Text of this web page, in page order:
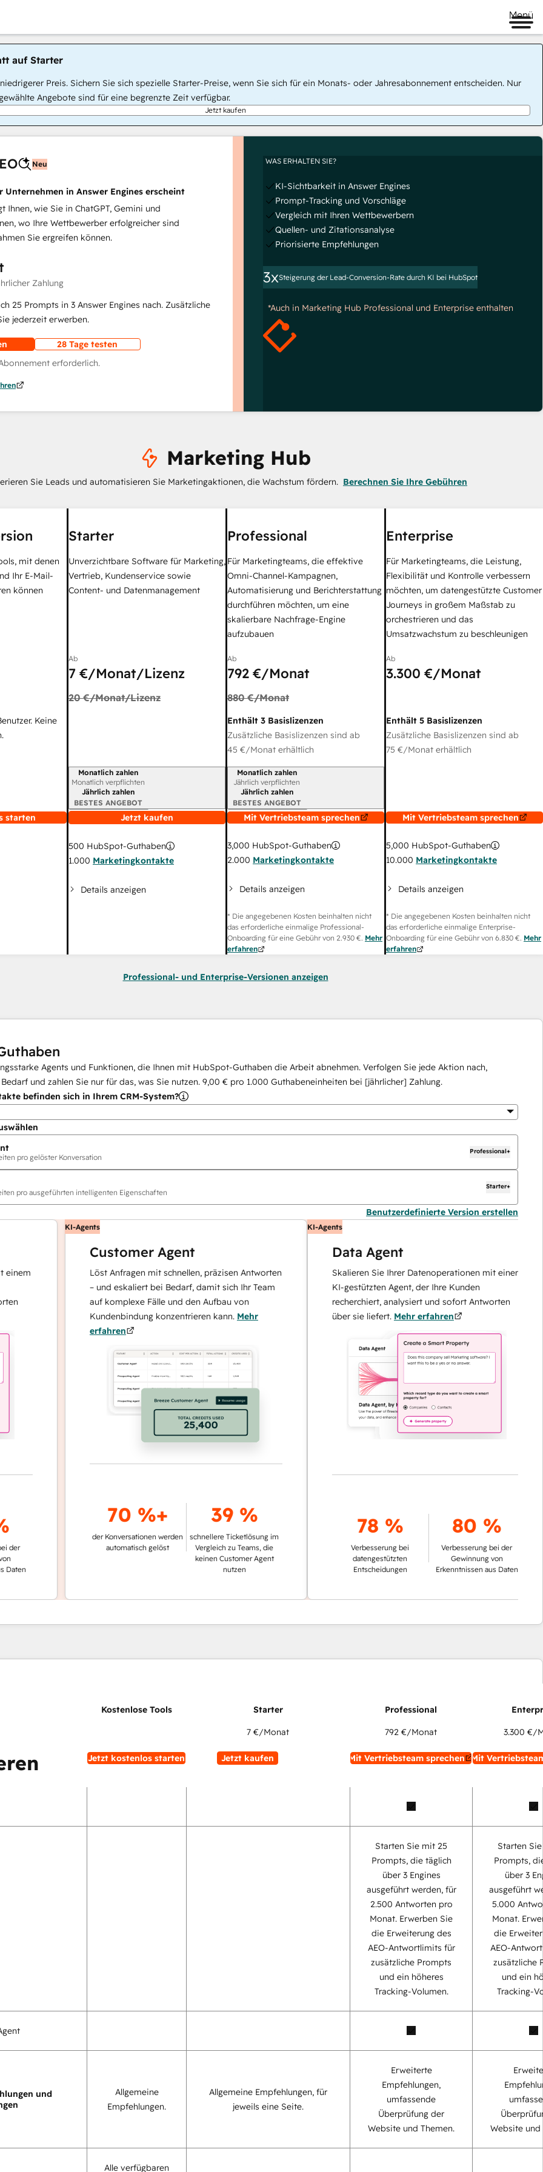
Menü
auf Starter
Preis. Sichern Sie sich spezielle Starter-Preise, wenn Sie sich für ein Monats- oder Jahresabonnement entscheiden. Nur
Angebote sind für eine begrenzte Zeit verfügbar.
Jetzt kaufen
Neu
Unternehmen in Answer Engines erscheint
Ihnen, wie Sie in ChatGPT, Gemini und
wo Ihre Wettbewerber erfolgreicher sind
Sie ergreifen können.
Zahlung
25 Prompts in 3 Answer Engines nach. Zusätzliche
jederzeit erwerben.
28 Tage testen
erforderlich.
WAS ERHALTEN SIE?
KI-Sichtbarkeit in Answer Engines
Prompt-Tracking und Vorschläge
Vergleich mit Ihren Wettbewerbern
Quellen- und Zitationsanalyse
Priorisierte Empfehlungen
3xSteigerung der Lead-Conversion-Rate durch KI bei HubSpot
*Auch in Marketing Hub Professional und Enterprise enthalten
Marketing Hub
Sie Leads und automatisieren Sie Marketingaktionen, die Wachstum fördern. Berechnen Sie Ihre Gebühren
mit denen
Ihr E-Mail-
können
Keine
starten
Starter
Unverzichtbare Software für Marketing,
Vertrieb, Kundenservice sowie
Content- und Datenmanagement
Ab
7 €/Monat/Lizenz
20 €/Monat/Lizenz
Abrechnungszeitraum
Monatlich zahlen
Monatlich verpflichten
Jährlich zahlen
BESTES ANGEBOT
Jetzt kaufen
500 HubSpot-Guthaben
1.000 Marketingkontakte
Details anzeigen
Professional
Für Marketingteams, die effektive
Omni-Channel-Kampagnen,
Automatisierung und Berichterstattung
durchführen möchten, um eine
skalierbare Nachfrage-Engine
aufzubauen
Ab
792 €/Monat
880 €/Monat
Enthält 3 Basislizenzen
Zusätzliche Basislizenzen sind ab
45 €/Monat erhältlich
Abrechnungszeitraum
Monatlich zahlen
Jährlich verpflichten
Jährlich zahlen
BESTES ANGEBOT
Mit Vertriebsteam sprechen
3,000 HubSpot-Guthaben
2.000 Marketingkontakte
Details anzeigen
* Die angegebenen Kosten beinhalten nicht
das erforderliche einmalige Professional-
Onboarding für eine Gebühr von 2.930 €. Mehr
erfahren
Enterprise
Für Marketingteams, die Leistung,
Flexibilität und Kontrolle verbessern
möchten, um datengestützte Customer
Journeys in großem Maßstab zu
orchestrieren und das
Umsatzwachstum zu beschleunigen
Ab
3.300 €/Monat
Enthält 5 Basislizenzen
Zusätzliche Basislizenzen sind ab
75 €/Monat erhältlich
Mit Vertriebsteam sprechen
5,000 HubSpot-Guthaben
10.000 Marketingkontakte
Details anzeigen
* Die angegebenen Kosten beinhalten nicht
das erforderliche einmalige Enterprise-
Onboarding für eine Gebühr von 6.830 €. Mehr
erfahren
Professional- und Enterprise-Versionen anzeigen
Agents und Funktionen, die Ihnen mit HubSpot-Guthaben die Arbeit abnehmen. Verfolgen Sie jede Aktion nach,
und zahlen Sie nur für das, was Sie nutzen. 9,00 € pro 1.000 Guthabeneinheiten bei [jährlicher] Zahlung.
befinden sich in Ihrem CRM-System?
pro gelöster Konversation
Professional+
pro ausgeführten intelligenten Eigenschaften
Starter+
Benutzerdefinierte Version erstellen
KI-Agents
Customer Agent
Löst Anfragen mit schnellen, präzisen Antworten
– und eskaliert bei Bedarf, damit sich Ihr Team
auf komplexe Fälle und den Aufbau von
Kundenbindung konzentrieren kann.Mehr
erfahren
70 %+
der Konversationen werden
automatisch gelöst
39 %
schnellere Ticketlösung im
Vergleich zu Teams, die
keinen Customer Agent
nutzen
KI-Agents
Data Agent
Skalieren Sie Ihrer Datenoperationen mit einem
KI-gestützten Agent, der Ihre Kunden
recherchiert, analysiert und sofort Antworten
über sie liefert.Mehr erfahren
78 %
Verbesserung bei
datengestützten
Entscheidungen
80 %
Verbesserung bei der
Gewinnung von
Erkenntnissen aus Daten
Jetzt kostenlos starten
7 €/Monat
Jetzt kaufen
792 €/Monat
Mit Vertriebsteam sprechen
3.300 €/
Mit
Starten Sie mit 25
Prompts, die täglich
über 3 Engines
ausgeführt werden, für
2.500 Antworten pro
Monat. Erwerben Sie
die Erweiterung des
AEO-Antwortlimits für
zusätzliche Prompts
und ein höheres
Tracking-Volumen.
Starten
Prompts,
über 3
ausgeführt
5.000
Monat.
die
AEO-
zusätzliche
und ein
Tracking-
und
Allgemeine
Empfehlungen.
Allgemeine Empfehlungen, für
jeweils eine Seite.
Erweiterte
Empfehlungen,
umfassende
Überprüfung der
Website und Themen.
Website und
Alle verfügbaren